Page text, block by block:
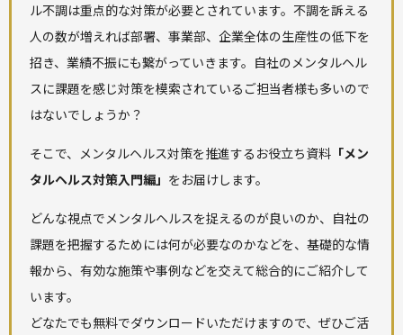
ル不調は重点的な対策が必要とされています。不調を訴える
人の数が増えれば部署、事業部、企業全体の生産性の低下を
招き、業績不振にも繋がっていきます。自社のメンタルヘル
スに課題を感じ対策を模索されているご担当者様も多いので
はないでしょうか？
そこで、メンタルヘルス対策を推進するお役立ち資料 「メン
タルヘルス対策入門編」 をお届けします。
どんな視点でメンタルヘルスを捉えるのが良いのか、自社の
課題を把握するためには何が必要なのかなどを、基礎的な情
報から、有効な施策や事例などを交えて総合的にご紹介して
います。
どなたでも無料でダウンロードいただけますので、ぜひご活